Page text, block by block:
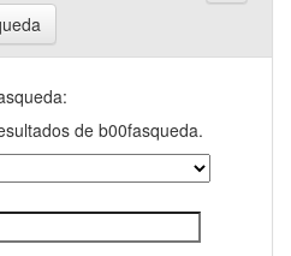
de b00fasqueda.